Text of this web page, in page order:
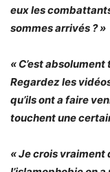
eux les
sommes arrivés ? »
« C’est
Regardez les
qu’ils ont a faire
touchent une
« Je crois vraiment